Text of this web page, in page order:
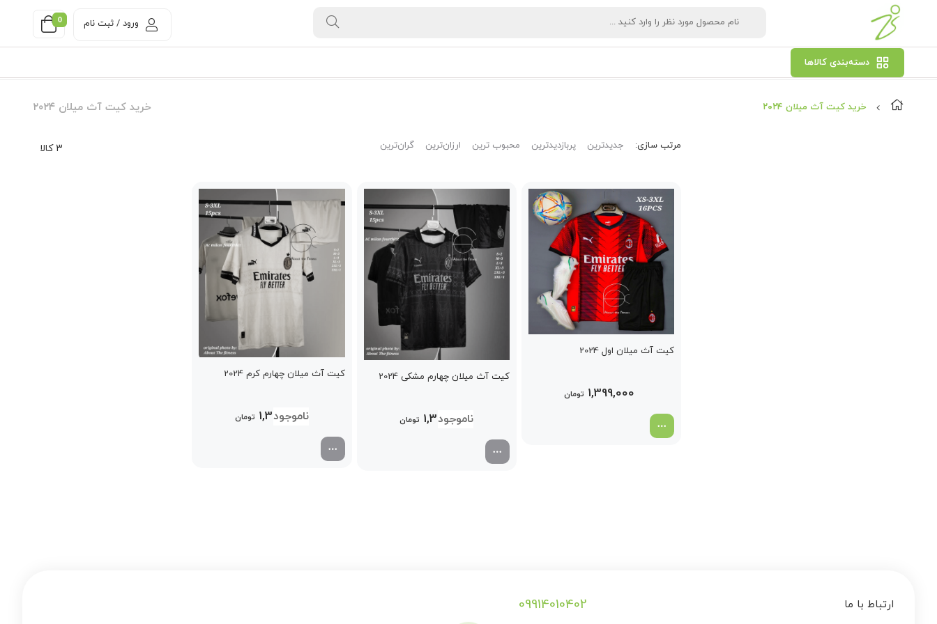
0 ورود / ثبت نام
دسته‌بندی کالاها
خرید کیت آث میلان ۲۰۲۴ خرید کیت آث میلان ۲۰۲۴
3 کالا مرتب‌ سازی: جدیدترین پربازدیدترین محبوب ترین ارزان‌ترین گران‌ترین
کیت آث میلان اول 2024
1,399,000 تومان
کیت آث میلان چهارم مشکی 2024
1,399,000 تومان
کیت آث میلان چهارم کرم 2024
1,399,000 تومان
ارتباط با ما 09914010402